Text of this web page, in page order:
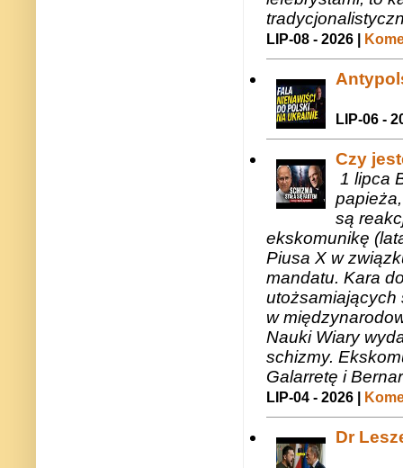
LIP-08 - 2026 |
LIP-06 -
Czy
1 lipca
są
ekskomunikę
Piusa X w
mandatu. Kara
utożsamiających
w
Nauki Wiary
schizmy.
Galarretę i
LIP-04 - 2026 |
Dr